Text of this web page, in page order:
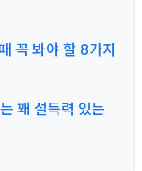
꼭 봐야 할 8가지
꽤 설득력 있는